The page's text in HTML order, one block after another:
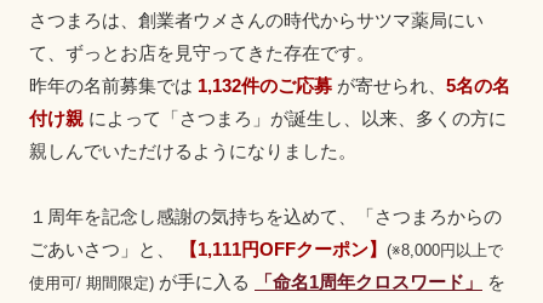
さつまろは、創業者ウメさんの時代からサツマ薬局にい
て、ずっとお店を見守ってきた存在です。
昨年の名前募集では 1,132件のご応募 が寄せられ、 5名の名
付け親 によって「さつまろ」が誕生し、以来、多くの方に
親しんでいただけるようになりました。
１周年を記念し感謝の気持ちを込めて、「さつまろからの
ごあいさつ」と、
【1,111円OFFクーポン】
(※8,000円以上で
使用可/ 期間限定) が手に入る 「命名1周年クロスワード」
を